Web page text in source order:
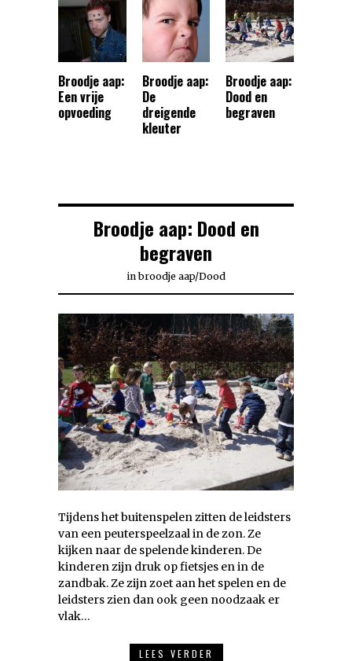
Broodje aap:
Een vrije
opvoeding
Broodje aap:
De
dreigende
kleuter
Broodje aap:
Dood en
begraven
Broodje aap: Dood en
begraven
in broodje aap/Dood
Tijdens het buitenspelen zitten de leidsters
van een peuterspeelzaal in de zon. Ze
kijken naar de spelende kinderen. De
kinderen zijn druk op fietsjes en in de
zandbak. Ze zijn zoet aan het spelen en de
leidsters zien dan ook geen noodzaak er
vlak…
LEES VERDER